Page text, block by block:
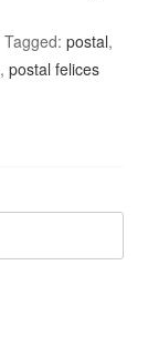
Tagged:postal,
,postal felices